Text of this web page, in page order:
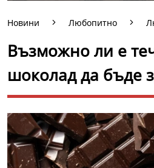
Новини Любопитно
Възможно ли е
шоколад да бъде